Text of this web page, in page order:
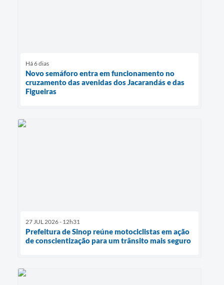
Há 6 dias
Novo semáforo entra em funcionamento no
cruzamento das avenidas dos Jacarandás e das
Figueiras
27 JUL 2026 - 12h31
Prefeitura de Sinop reúne motociclistas em ação
de conscientização para um trânsito mais seguro